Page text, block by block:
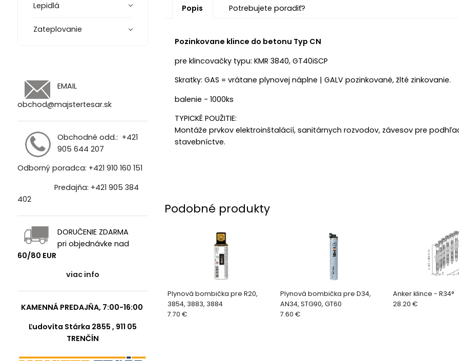
Lepidlá
Zateplovanie
EMAIL
obchod@majstertesar.sk
Obchodné odd.: +421
905 644 207
Odborný poradca: +421 910 160 151
Predajňa: +421 905 384
402
DORUČENIE ZDARMA
pri objednávke nad
60/80 EUR
viac info
KAMENNÁ PREDAJŇA, 7:00-16:00
Ľudovíta Stárka 2855 , 911 05
TRENČÍN
Popis Potrebujete poradiť?
Pozinkovane klince do betonu Typ CN
pre klincovačky typu: KMR 3840, GT40iSCP
Skratky: GAS = vrátane plynovej náplne | GALV pozinkované, žlté zinkovanie.
balenie - 1000ks
TYPICKÉ POUŽITIE:
Montáže prvkov elektroinštalácií, sanitárnych rozvodov, závesov pre
stavebníctve.
Podobné produkty
Plynová bombička pre R20,
3854, 3883, 3884
7.70 €
Plynová bombička pre D34,
AN34, STG90, GT60
7.60 €
Anker klince - R34°
28.20 €